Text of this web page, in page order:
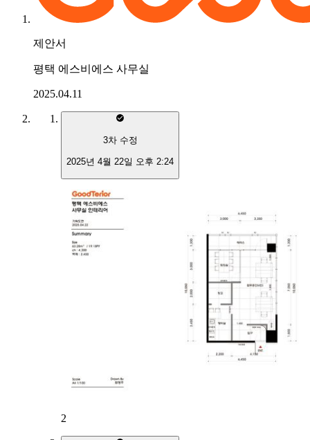
제안서
평택 에스비에스 사무실
2025.04.11
3차 수정
2025년 4월 22일 오후 2:24
2